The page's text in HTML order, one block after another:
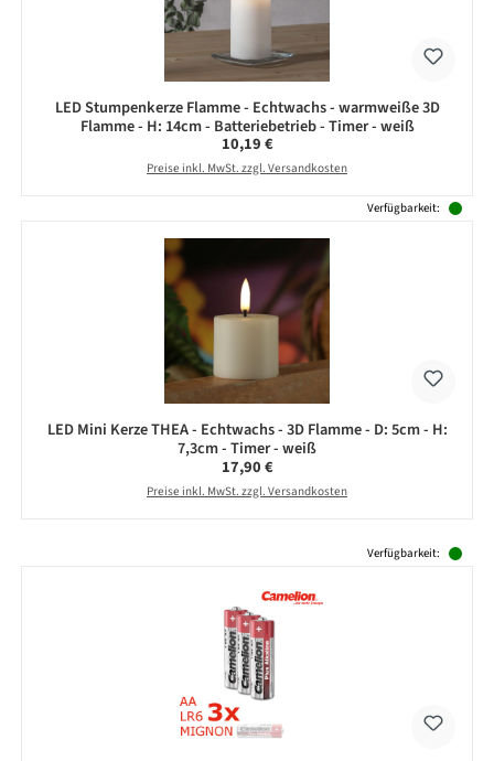
LED Stumpenkerze Flamme - Echtwachs - warmweiße 3D
Flamme - H: 14cm - Batteriebetrieb - Timer - weiß
Regulärer Preis:
10,19 €
Preise inkl. MwSt. zzgl. Versandkosten
Verfügbarkeit:
LED Mini Kerze THEA - Echtwachs - 3D Flamme - D: 5cm - H:
7,3cm - Timer - weiß
Regulärer Preis:
17,90 €
Preise inkl. MwSt. zzgl. Versandkosten
Verfügbarkeit: